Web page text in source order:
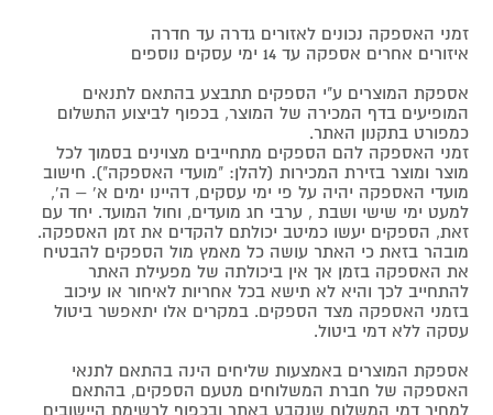
זמני האספקה נכונים לאזורים גדרה עד חדרה
איזורים אחרים אספקה עד 14 ימי עסקים נוספים
אספקת המוצרים ע"י הספקים תתבצע בהתאם לתנאים
המופיעים בדף המכירה של המוצר, בכפוף לביצוע התשלום
כמפורט בתקנון האתר.
זמני האספקה להם הספקים מתחייבים מצוינים בסמוך לכל
מוצר ומוצר בזירת המכירות (להלן: "מועדי האספקה"). חישוב
מועדי האספקה יהיה על פי ימי עסקים, דהיינו ימים א' – ה',
למעט ימי שישי ושבת , ערבי חג מועדים, וחול המועד. יחד עם
זאת, הספקים יעשו כמיטב יכולתם להקדים את זמן האספקה.
מובהר בזאת כי האתר עושה כל מאמץ מול הספקים להבטיח
את האספקה בזמן אך אין ביכולתה של מפעילת האתר
להתחייב לכך והיא לא תישא בכל אחריות לאיחור או עיכוב
בזמני האספקה מצד הספקים. במקרים אלו יתאפשר ביטול
עסקה ללא דמי ביטול.
אספקת המוצרים באמצעות שליחים הינה בהתאם לתנאי
האספקה של חברת המשלוחים מטעם הספקים, בהתאם
למחיר דמי המשלוח שנקבע באתר ובכפוף לרשימת היישובים